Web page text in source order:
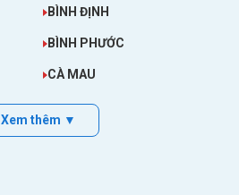
BÌNH ĐỊNH
BÌNH PHƯỚC
CÀ MAU
Xem thêm ▼